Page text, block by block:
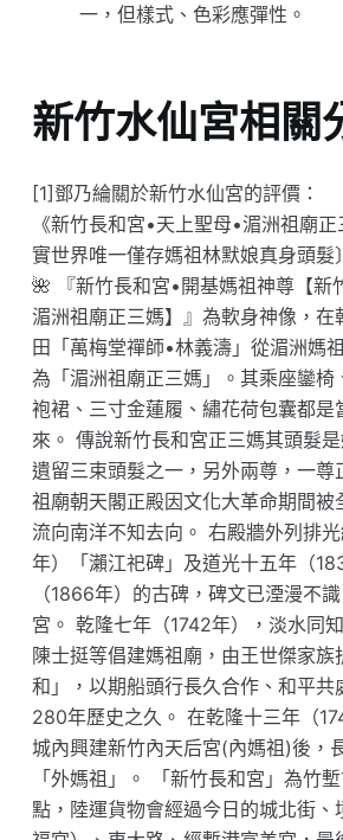
一，但樣式、色彩應彈性。
新竹水仙宮相關
[1]鄧乃綸關於新竹水仙宮的評價：
《新竹長和宮•天上聖母•湄洲祖廟
實世界唯一僅存媽祖林默娘真身頭髮
🌺 『新竹長和宮•開基媽祖神尊【新
湄洲祖廟正三媽】』為軟身神像，在
田「萬梅堂禪師•林義濤」從湄洲媽
為「湄洲祖廟正三媽」。其乘座鑾椅
袍裙、三寸金蓮履、繡花荷包囊都是
來。 傳說新竹長和宮正三媽其頭髮
遺留三束頭髮之一，另外兩尊，一尊
祖廟朝天閣正殿因文化大革命期間被
流向南洋不知去向。 右殿牆外列排
年）「瀨江祀碑」及道光十五年（
（1866年）的古碑，碑文已湮漫不
宮。 乾隆七年（1742年），淡水同
陳士挺等倡建媽祖廟，由王世傑家族
和」，以期船頭行長久合作、和平共
280年歷史之久。 在乾隆十三年（
城內興建新竹內天后宮(內媽祖)後，
「外媽祖」。 「新竹長和宮」為竹
點，陸運貨物會經過今日的城北街、